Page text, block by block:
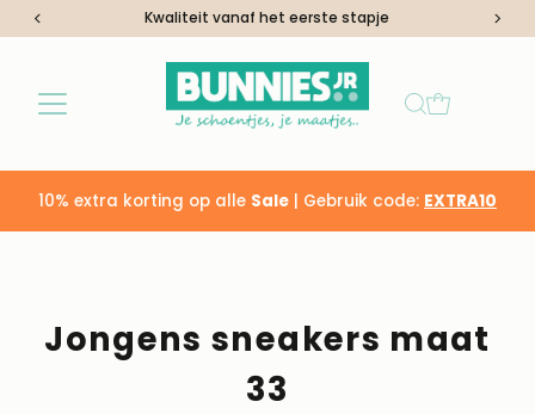
Ga naar inhoudKwaliteit vanaf het eerste stapje
10% extra korting op alle Sale | Gebruik code: EXTRA10
Jongens sneakers maat
33